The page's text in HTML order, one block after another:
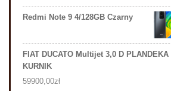
Redmi Note 9 4/128GB Czarny
FIAT DUCATO Multijet 3,0 D PLANDEKA
KURNIK
59900,00zł